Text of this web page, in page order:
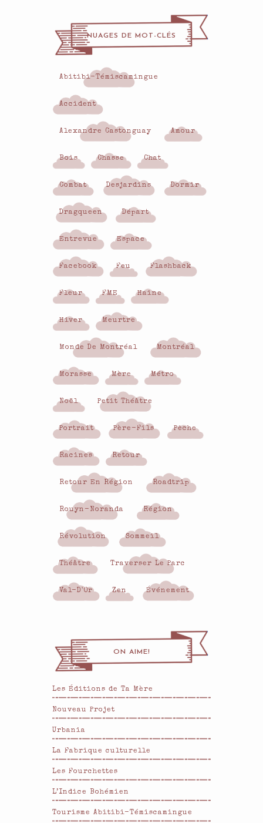
NUAGES DE MOT-CLÉS
Abitibi-Témiscamingue
Accident
Alexandre Castonguay Amour
Bois Chasse Chat
Combat Desjardins Dormir
Dragqueen Départ
Entrevue Espace
Facebook Feu Flashback
Fleur FME Haine
Hiver Meurtre
Monde De Montréal Montréal
Morasse Mère Métro
Noël Petit Théâtre
Portrait Père-Fils Pêche
Racines Retour
Retour En Région Roadtrip
Rouyn-Noranda Région
Révolution Sommeil
Théâtre Traverser Le Parc
Val-D'Or Zen Événement
ON AIME!
Les Éditions de Ta Mère
Nouveau Projet
Urbania
La Fabrique culturelle
Les Fourchettes
L’Indice Bohémien
Tourisme Abitibi-Témiscamingue